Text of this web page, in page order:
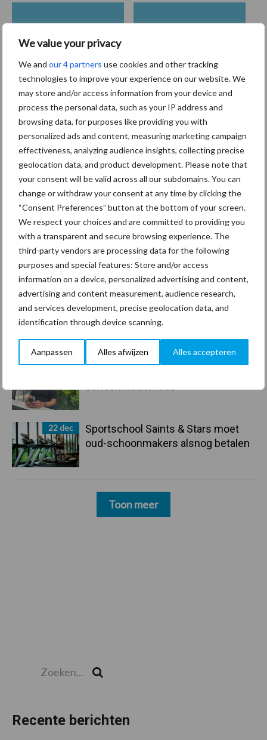
We value your privacy
We and our 4 partners use cookies and other tracking
technologies to improve your experience on our website. We
may store and/or access information from your device and
process the personal data, such as your IP address and
browsing data, for purposes like providing you with
personalized ads and content, measuring marketing campaign
effectiveness, analyzing audience insights, collecting precise
geolocation data, and product development. Please note that
your consent will be valid across all our subdomains. You can
change or withdraw your consent at any time by clicking the
“Consent Preferences” button at the bottom of your screen.
We respect your choices and are committed to providing you
with a transparent and secure browsing experience. The
third-party vendors are processing data for the following
purposes and special features: Store and/or access
information on a device, personalized advertising and content,
advertising and content measurement, audience research,
and services development, precise geolocation data, and
identification through device scanning.
Aanpassen Alles afwijzen Alles accepteren
Primaire
Sidebar
Recent nieuws Partner nieuws
30 dec
Hervorming flexibele
arbeidscontracten kent mitsen en
maren
29 dec
Freddy van de Ridder Cleaners:
“Glazenwassen zit in m’n bloed,
maar innoveren is mijn toekomst”
24 dec
Friendship Sports Centre maakt
vrienden voor het leven
22 dec
Sportschool Saints & Stars moet
oud-schoonmakers alsnog betalen
Toon meer
Recente berichten
Coronavirus UVC
Toon meer